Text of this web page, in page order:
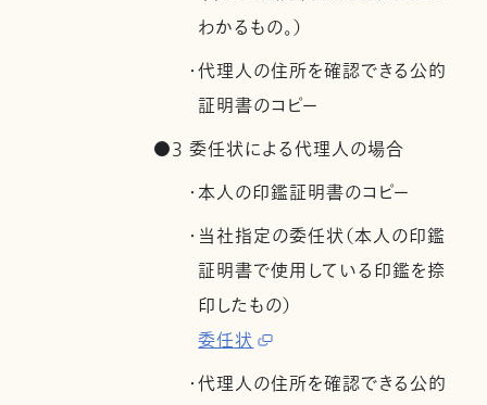
わかるもの。）
・代理人の住所を確認できる公的
証明書のコピー
●3 委任状による代理人の場合
・本人の印鑑証明書のコピー
・当社指定の委任状（本人の印鑑
証明書で使用している印鑑を捺
印したもの）
委任状
・代理人の住所を確認できる公的